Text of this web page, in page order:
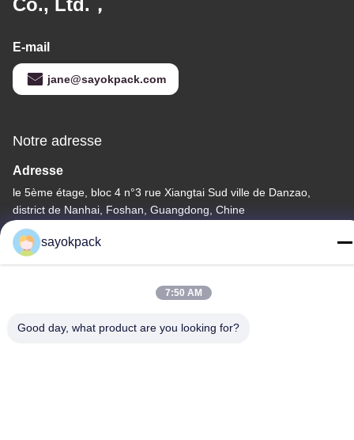
Co., Ltd.，
E-mail
jane@sayokpack.com
Notre adresse
Adresse
le 5ème étage, bloc 4 n°3 rue Xiangtai Sud ville de Danzao,
district de Nanhai, Foshan, Guangdong, Chine
Télégramme
86-757-8660-5060
sayokpack
7:50 AM
Good day, what product are you looking for?